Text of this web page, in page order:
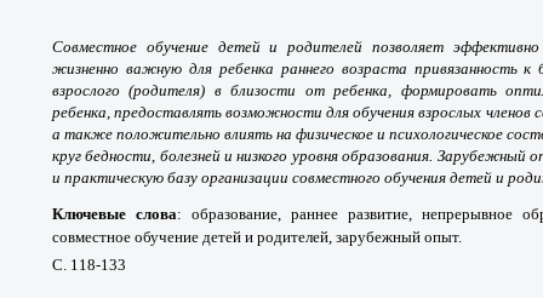
Совместное обучение детей и родителей позволяет
жизненно важную для ребенка раннего возраста привязанность к
взрослого (родителя) в близости от ребенка, формировать
ребенка, предоставлять возможности для обучения взрослых членов
а также положительно влиять на физическое и психологическое
круг бедности, болезней и низкого уровня образования.
и практическую базу организации совместного обучения детей и
Ключевые слова: образование, раннее развитие, непрерывное
совместное обучение детей и родителей, зарубежный опыт.
С. 118-133